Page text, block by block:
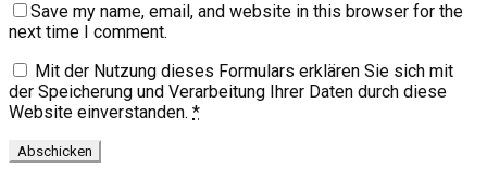
Save my name, email, and website in this browser for the
next time I comment.
Mit der Nutzung dieses Formulars erklären Sie sich mit
der Speicherung und Verarbeitung Ihrer Daten durch diese
Website einverstanden. *